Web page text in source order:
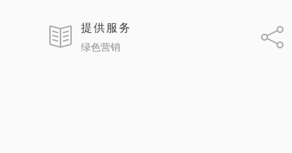
提供服务
绿色营销